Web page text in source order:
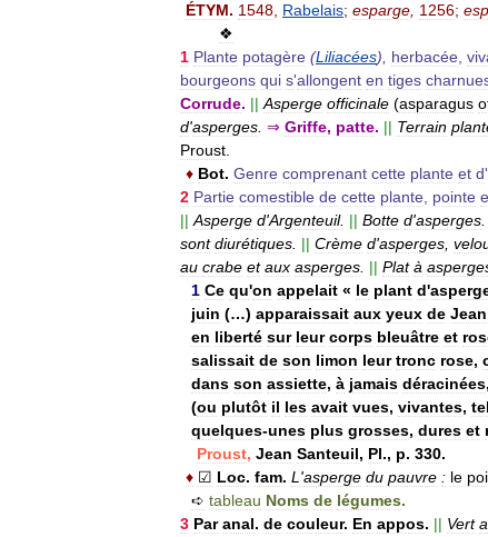
ÉTYM. 1548, Rabelais; esparge, 1256;
❖
1 Plante potagère (Liliacées), herbacée,
bourgeons qui s'allongent en tiges
Corrude. || Asperge officinale (asparagus
d'asperges. ⇒ Griffe, patte. || Terrain
Proust.
♦ Bot. Genre comprenant cette plante et d'
2 Partie comestible de cette plante, pointe
|| Asperge d'Argenteuil. || Botte d'asperges.
sont diurétiques. || Crème d'asperges,
au crabe et aux asperges. || Plat à
1 Ce qu'on appelait « le plant d'
juin (…) apparaissait aux yeux de Jean
en liberté sur leur corps bleuâtre et
salissait de son limon leur tronc rose,
dans son assiette, à jamais déracinées,
(ou plutôt il les avait vues, vivantes,
quelques-unes plus grosses, dures et
Proust, Jean Santeuil, Pl., p. 330.
♦ ☑ Loc. fam. L'asperge du pauvre : le
➪ tableau Noms de légumes.
3 Par anal. de couleur. En appos. || Vert